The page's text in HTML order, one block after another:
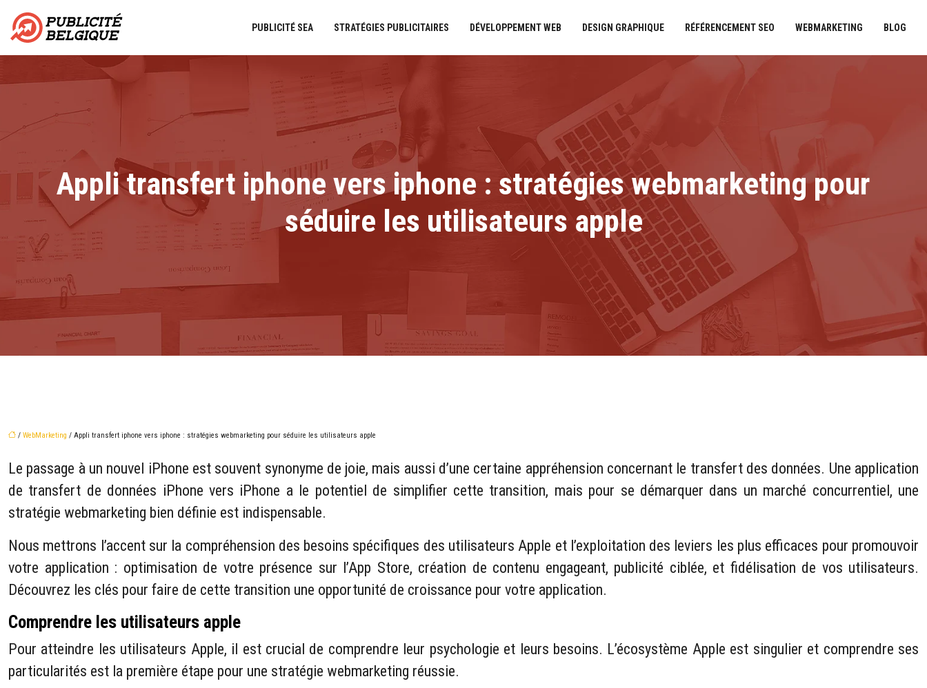
PUBLICITÉ SEA STRATÉGIES PUBLICITAIRES DÉVELOPPEMENT WEB DESIGN GRAPHIQUE RÉFÉRENCEMENT SEO WEBMARKETING BLOG
Appli transfert iphone vers iphone : stratégies webmarketing pour
séduire les utilisateurs apple
/ WebMarketing / Appli transfert iphone vers iphone : stratégies webmarketing pour séduire les utilisateurs apple
Le passage à un nouvel iPhone est souvent synonyme de joie, mais aussi d’une certaine appréhension concernant le transfert des données. Une application
de transfert de données iPhone vers iPhone a le potentiel de simplifier cette transition, mais pour se démarquer dans un marché concurrentiel, une
stratégie webmarketing bien définie est indispensable.
Nous mettrons l’accent sur la compréhension des besoins spécifiques des utilisateurs Apple et l’exploitation des leviers les plus efficaces pour promouvoir
votre application : optimisation de votre présence sur l’App Store, création de contenu engageant, publicité ciblée, et fidélisation de vos utilisateurs.
Découvrez les clés pour faire de cette transition une opportunité de croissance pour votre application.
Comprendre les utilisateurs apple
Pour atteindre les utilisateurs Apple, il est crucial de comprendre leur psychologie et leurs besoins. L’écosystème Apple est singulier et comprendre ses
particularités est la première étape pour une stratégie webmarketing réussie.